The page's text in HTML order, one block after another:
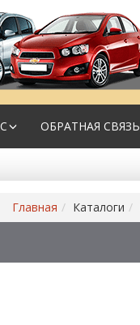
ОБРАТНАЯ СВЯЗЬ
Главная Каталоги